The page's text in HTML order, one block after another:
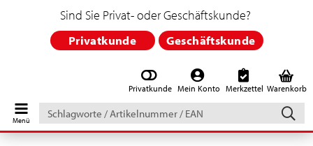
Privatkunde Mein Konto Merkzettel Warenkorb
Schlagworte
/
Artikelnummer
Sind Sie Privat- oder Geschäftskunde?
Privatkunde Geschäftskunde